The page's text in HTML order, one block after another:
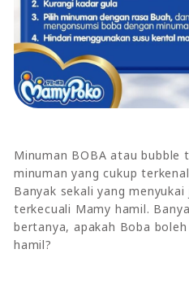
Minuman BOBA atau bubble
minuman yang cukup
Banyak sekali yang
terkecuali Mamy hamil.
bertanya, apakah Boba
hamil?